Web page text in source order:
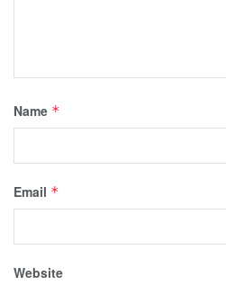
Name *
Email *
Website